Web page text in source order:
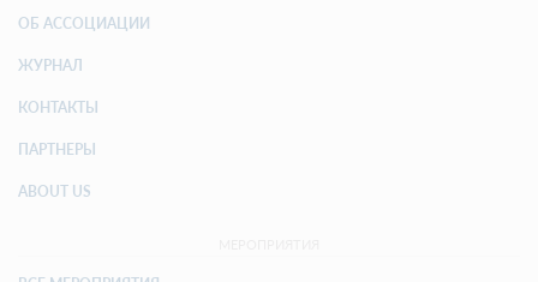
ОБ АССОЦИАЦИИ
ЖУРНАЛ
КОНТАКТЫ
ПАРТНЕРЫ
ABOUT US